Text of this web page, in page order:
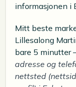
informasjonen i
Mitt beste
Lillesalong
bare 5 minutter
adresse og
nettsted